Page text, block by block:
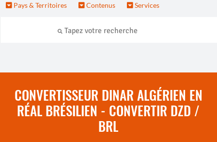
Pays & Territoires Contenus Services
CONVERTISSEUR DINAR ALGÉRIEN EN
RÉAL BRÉSILIEN - CONVERTIR DZD /
BRL